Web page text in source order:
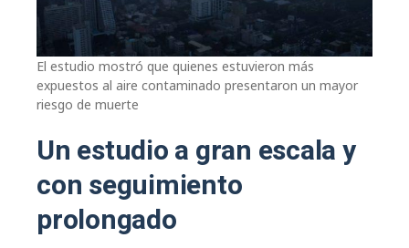
El estudio mostró que quienes estuvieron más
expuestos al aire contaminado presentaron un mayor
riesgo de muerte
Un estudio a gran escala y
con seguimiento
prolongado